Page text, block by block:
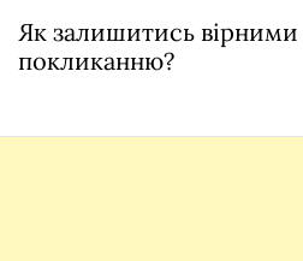
Як залишитись
покликанню?